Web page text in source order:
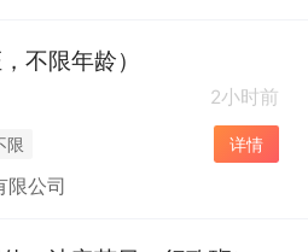
不限年龄）
2小时前
限 详情
限公司